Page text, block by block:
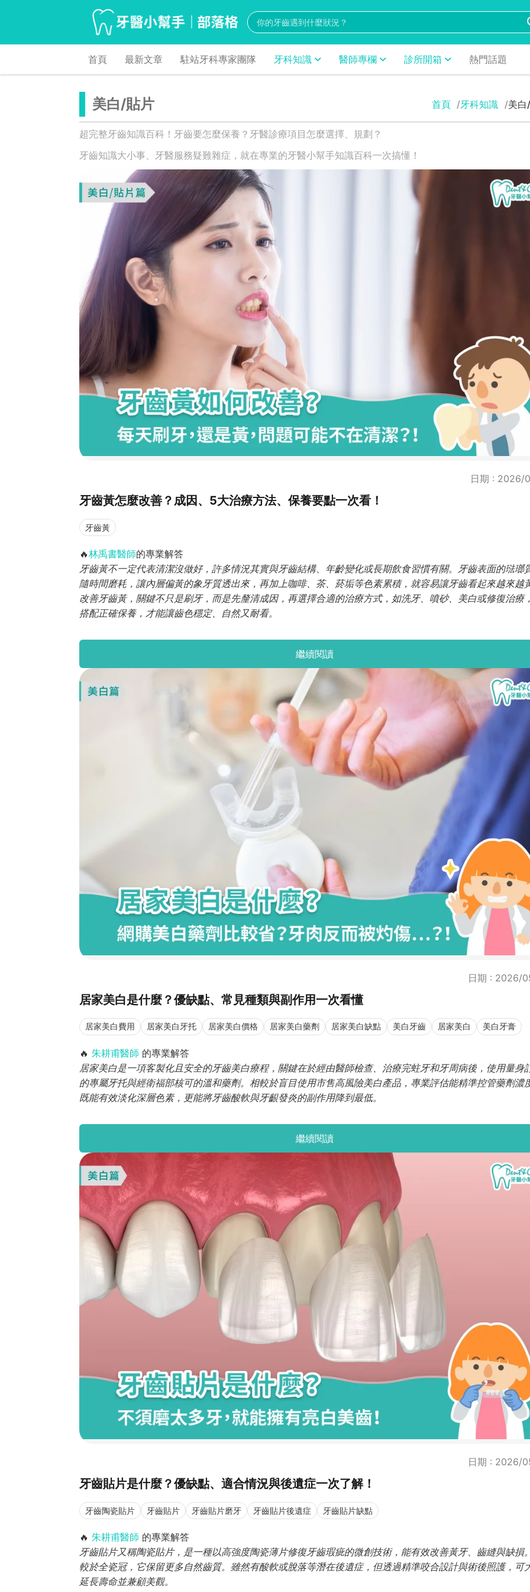
首頁 最新文章 駐站牙科專家團隊 牙科知識 醫師專欄 診所開箱 熱門話題
美白/貼片 首頁 牙科知識 美白
超完整牙齒知識百科！牙齒要怎麼保養？牙醫診療項目怎麼選擇、規劃？
牙齒知識大小事、牙醫服務疑難雜症，就在專業的牙醫小幫手知識百科一次搞懂！
日期 : 2026/
牙齒黃怎麼改善？成因、5大治療方法、保養要點一次看！
牙齒黃
🔥林禹書醫師的專業解答
牙齒黃不一定代表清潔沒做好，許多情況其實與牙齒結構、年齡變化或長期飲食習慣有關。牙齒表面的琺瑯
隨時間磨耗，讓內層偏黃的象牙質透出來，再加上咖啡、茶、菸垢等色素累積，就容易讓牙齒看起來越來越
改善牙齒黃，關鍵不只是刷牙，而是先釐清成因，再選擇合適的治療方式，如洗牙、噴砂、美白或修復治療
搭配正確保養，才能讓齒色穩定、自然又耐看。
繼續閱讀
日期 : 2026/
居家美白是什麼？優缺點、常見種類與副作用一次看懂
居家美白費用 居家美白牙托 居家美白價格 居家美白藥劑 居家美白缺點 美白牙齒 居家美白 美白牙膏
🔥 朱耕甫醫師 的專業解答
居家美白是一項客製化且安全的牙齒美白療程，關鍵在於經由醫師檢查、治療完蛀牙和牙周病後，使用量身
的專屬牙托與經衛福部核可的溫和藥劑。相較於盲目使用市售高風險美白產品，專業評估能精準控管藥劑濃
既能有效淡化深層色素，更能將牙齒酸軟與牙齦發炎的副作用降到最低。
繼續閱讀
日期 : 2026/
牙齒貼片是什麼？優缺點、適合情況與後遺症一次了解！
牙齒陶瓷貼片 牙齒貼片 牙齒貼片磨牙 牙齒貼片後遺症 牙齒貼片缺點
🔥 朱耕甫醫師 的專業解答
牙齒貼片又稱陶瓷貼片，是一種以高強度陶瓷薄片修復牙齒瑕疵的微創技術，能有效改善黃牙、齒縫與缺損
較於全瓷冠，它保留更多自然齒質。雖然有酸軟或脫落等潛在後遺症，但透過精準咬合設計與術後照護，可
延長壽命並兼顧美觀。